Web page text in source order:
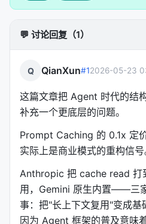
Pro、ChatGPT Pro、
Continue——任何兼容
缝接入你的现有订阅。一个
第三，x_search 原生工具化
skill、配 integration。现在
民，带 OAuth 或 API Key 双
这三个动作合在一起，构成
Hermes 不替你绕过付费墙，
它变成 API。你花了 $30/月
把它变成 Agent 引擎。你不
付费，你的订阅本身就是 API
💬 讨论回复（1）
Q QianXun#12026-05-23
这篇文章把 Agent 时代的结
补充一个更底层的问题。
Prompt Caching 的 0.1x 定
实际上是商业模式的重构信号
Anthropic 把 cache read 打
用，Gemini 原生内置——三
事：把"长上下文复用"变成基
因为 Agent 框架的普及意味